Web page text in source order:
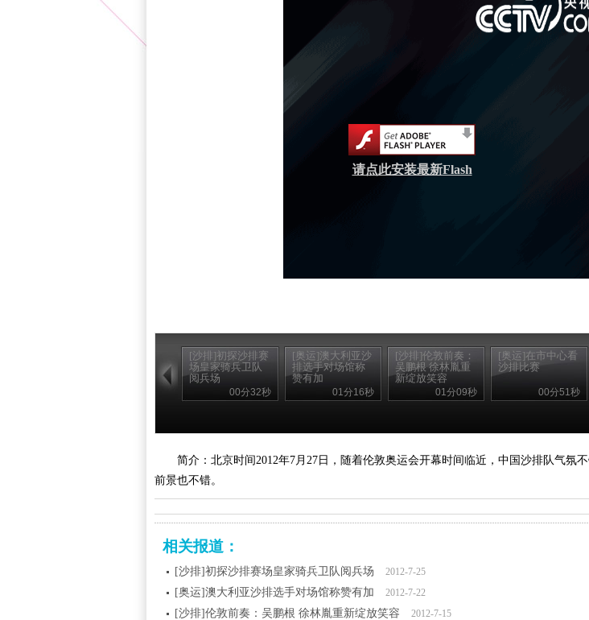
请点此安装最新Flash
[沙排]初探沙排赛
场皇家骑兵卫队
阅兵场
00分32秒
[奥运]澳大利亚沙
排选手对场馆称
赞有加
01分16秒
[沙排]伦敦前奏：
吴鹏根 徐林胤重
新绽放笑容
01分09秒
[奥运]在市中心看
沙排比赛
00分51秒
简介：北京时间2012年7月27日，随着伦敦奥运会开幕时间临近，中国沙排队气氛不
前景也不错。
相关报道：
[沙排]初探沙排赛场皇家骑兵卫队阅兵场 2012-7-25
[奥运]澳大利亚沙排选手对场馆称赞有加 2012-7-22
[沙排]伦敦前奏：吴鹏根 徐林胤重新绽放笑容 2012-7-15